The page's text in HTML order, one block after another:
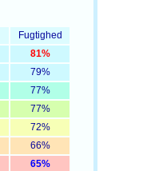
Fugtighed
81%
79%
77%
77%
72%
66%
65%